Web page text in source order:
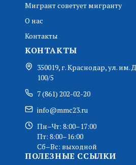
Мигрант советует мигранту
О нас
Контакты
КОНТАКТЫ
350019, г. Краснодар, ул. им.
100/5
7 (861) 202-02-20
info@mmc23.ru
Пн–Чт: 8:00–17:00
Пт: 8:00–16:00
Сб–Вс: выходной
ПОЛЕЗНЫЕ ССЫЛКИ